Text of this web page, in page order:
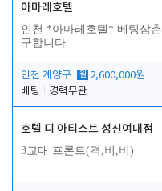
아마레호텔
인천 *아마레호텔* 베팅삼촌
구합니다.
인천 계양구 월 2,600,000원
베팅
경력무관
호텔 디 아티스트 성신여대점
3교대 프론트(격,비,비)